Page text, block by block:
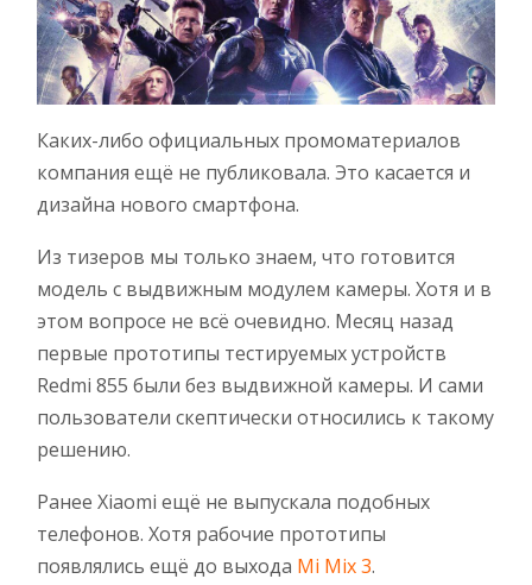
Каких-либо официальных промоматериалов
компания ещё не публиковала. Это касается и
дизайна нового смартфона.
Из тизеров мы только знаем, что готовится
модель с выдвижным модулем камеры. Хотя и в
этом вопросе не всё очевидно. Месяц назад
первые прототипы тестируемых устройств
Redmi 855 были без выдвижной камеры. И сами
пользователи скептически относились к такому
решению.
Ранее Xiaomi ещё не выпускала подобных
телефонов. Хотя рабочие прототипы
появлялись ещё до выхода Mi Mix 3.